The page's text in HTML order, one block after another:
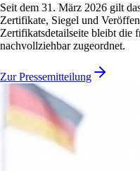
Seit dem 31. März 2026 gilt
Zertifikate, Siegel und
Zertifikatsdetailseite bleibt die
nachvollziehbar zugeordnet.
Zur Pressemitteilung